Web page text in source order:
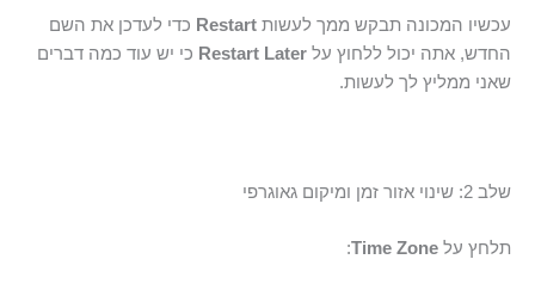
עכשיו המכונה תבקש ממך לעשות Restart כדי לעדכן את השם
החדש, אתה יכול ללחוץ על Restart Later כי יש עוד כמה דברים
שאני ממליץ לך לעשות.
שלב 2: שינוי אזור זמן ומיקום גאוגרפי
תלחץ על Time Zone
: